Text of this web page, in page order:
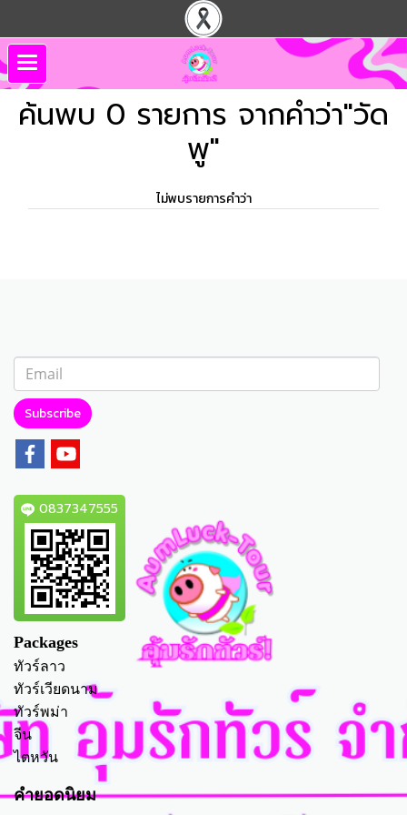
ค้นพบ 0 รายการ จากคำว่า"วัด
พู"
ไม่พบรายการคำว่า
Subscribe
0837347555
Packages
ทัวร์ลาว
ทัวร์เวียดนาม
ทัวร์พม่า
จีน
ไตหวัน
คำยอดนิยม